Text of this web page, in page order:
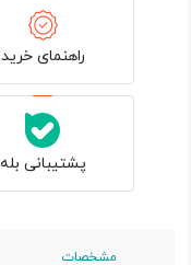
راهنمای خرید
پشتیبانی بله
مشخصات